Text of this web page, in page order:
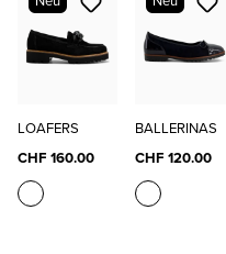
LOAFERS
CHF 160.00
BALLERINAS
CHF 120.00